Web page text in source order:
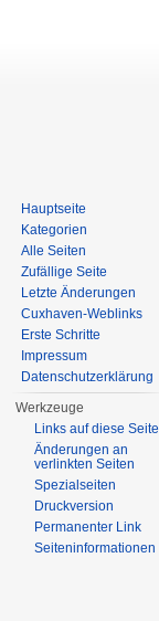
Hauptseite
Kategorien
Alle Seiten
Zufällige Seite
Letzte Änderungen
Cuxhaven-Weblinks
Erste Schritte
Impressum
Datenschutzerklärung
Werkzeuge
Links auf diese Seite
Änderungen an
verlinkten Seiten
Spezialseiten
Druckversion
Permanenter Link
Seiten­informationen